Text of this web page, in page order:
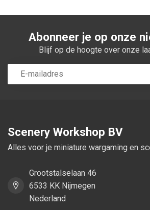
Abonneer je op onze
Blijf op de hoogte over onze
Scenery Workshop BV
Alles voor je miniature wargaming en
Grootstalselaan 46
6533 KK Nijmegen
Nederland